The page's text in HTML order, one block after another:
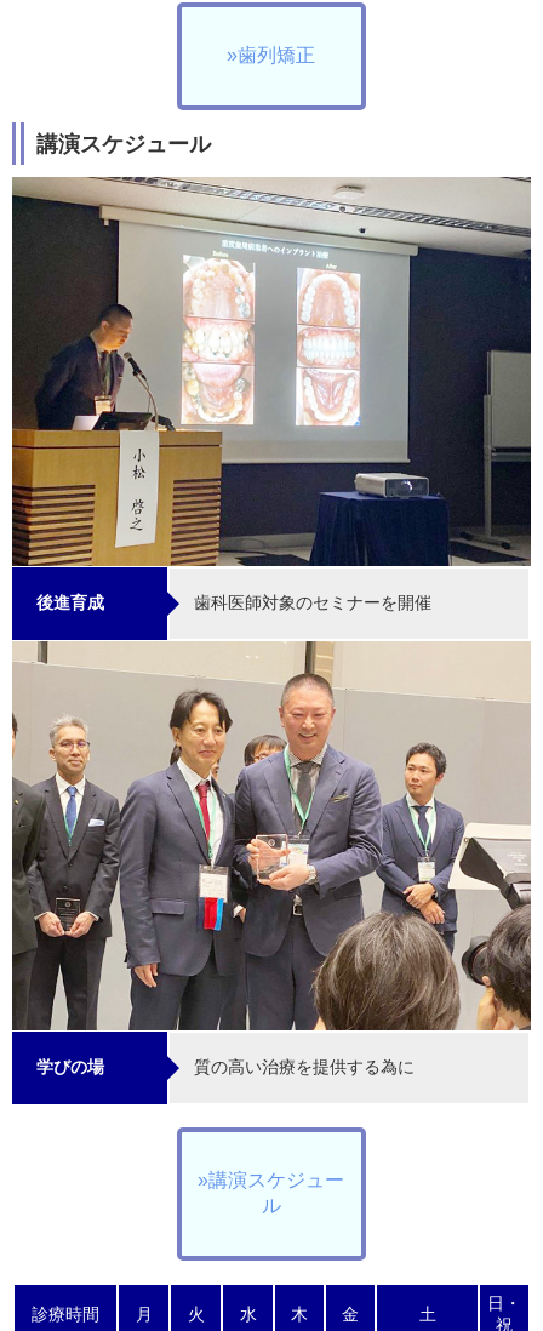
»歯列矯正
講演スケジュール
後進育成 歯科医師対象のセミナーを開催
学びの場 質の高い治療を提供する為に
»講演スケジュー
ル
診療時間 月 火 水 木 金 土
日・
祝